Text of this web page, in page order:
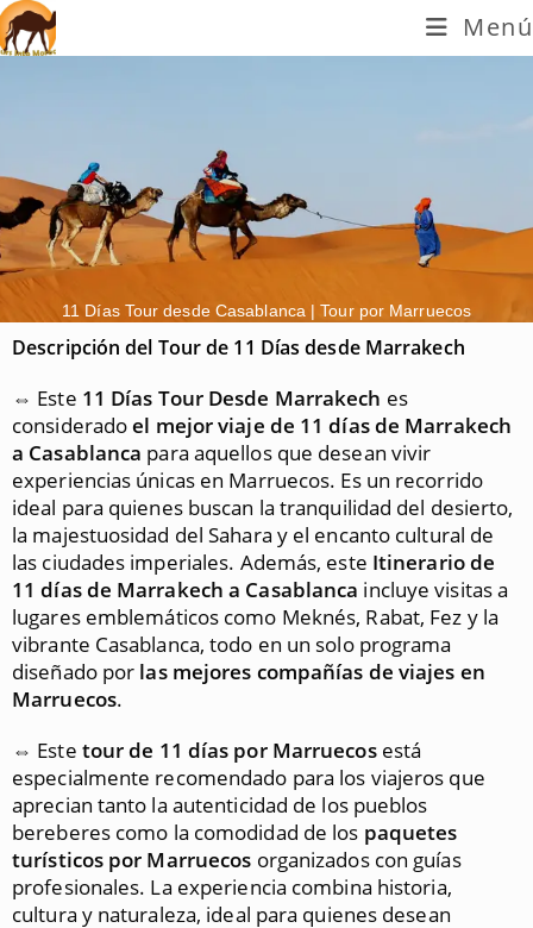
Menú
11 Días Tour desde Casablanca | Tour por Marruecos
Descripción del Tour de 11 Días desde Marrakech
⇔ Este 11 Días Tour Desde Marrakech es
consideradoel mejor viaje de 11 días de Marrakech
a Casablanca para aquellos que desean vivir
experiencias únicas en Marruecos. Es un recorrido
ideal para quienes buscan la tranquilidad del desierto,
la majestuosidad del Sahara y el encanto cultural de
las ciudades imperiales. Además, este Itinerario de
11 días de Marrakech a Casablanca incluye visitas a
lugares emblemáticos como Meknés, Rabat, Fez y la
vibrante Casablanca, todo en un solo programa
diseñado por las mejores compañías de viajes en
Marruecos.
⇔ Este tour de 11 días por Marruecosestá
especialmente recomendado para los viajeros que
aprecian tanto la autenticidad de los pueblos
bereberes como la comodidad de los paquetes
turísticos por Marruecos organizados con guías
profesionales. La experiencia combina historia,
cultura y naturaleza, ideal para quienes desean